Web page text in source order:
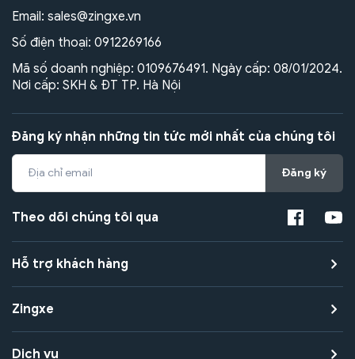
Email: sales@zingxe.vn
Số điện thoại: 0912269166
Mã số doanh nghiệp: 0109676491. Ngày cấp: 08/01/2024.
Nơi cấp: SKH & ĐT TP. Hà Nội
Đăng ký nhận những tin tức mới nhất của chúng tôi
Đăng ký
Theo dõi chúng tôi qua
Hỗ trợ khách hàng
Zingxe
Dịch vụ